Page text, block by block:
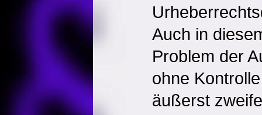
Auch in
Problem der
ohne
äußerst